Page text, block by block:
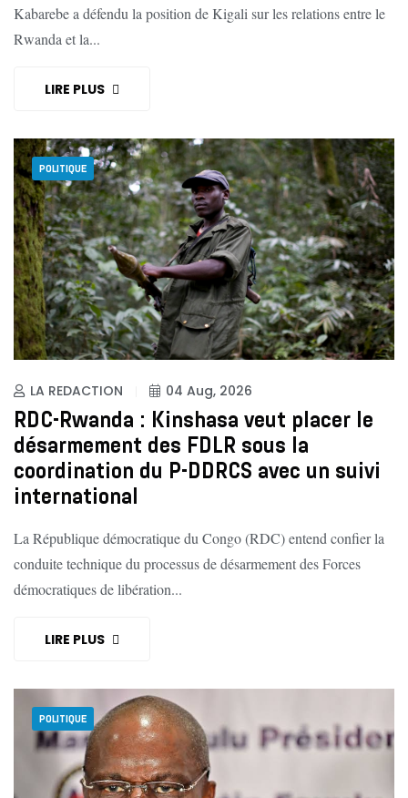
Kabarebe a défendu la position de Kigali sur les relations entre le
Rwanda et la...
LIRE PLUS
POLITIQUE
LA REDACTION 04 Aug, 2026
RDC-Rwanda : Kinshasa veut placer le
désarmement des FDLR sous la
coordination du P-DDRCS avec un suivi
international
La République démocratique du Congo (RDC) entend confier la
conduite technique du processus de désarmement des Forces
démocratiques de libération...
LIRE PLUS
POLITIQUE